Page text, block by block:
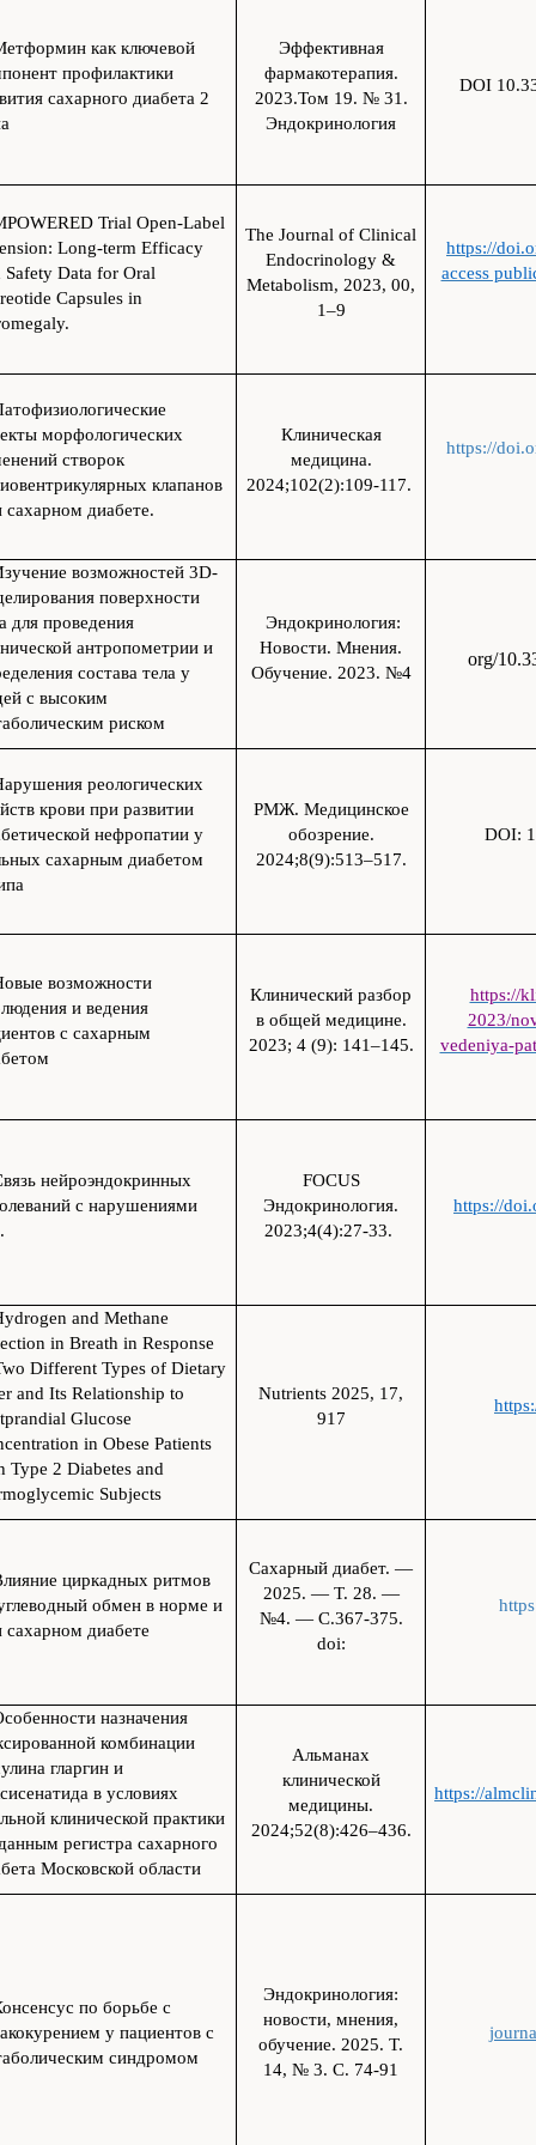
как ключевой
профилактики
сахарного диабета 2
Эффективная
фармакотерапия.
2023.Том 19. № 31.
Эндокринология
DOI
Trial Open-Label
Long-term Efficacy
Safety Data for Oral
Capsules in
The Journal of Clinical
Endocrinology &
Metabolism, 2023, 00,
1–9
https://
access
морфологических
створок
клапанов
сахарном диабете.
Клиническая
медицина.
2024;102(2):109-117.
https://
возможностей 3D-
поверхности
для проведения
антропометрии и
состава тела у
с высоким
риском
Эндокринология:
Новости. Мнения.
Обучение. 2023. №4
org/
реологических
крови при развитии
нефропатии у
сахарным диабетом
РМЖ. Медицинское
обозрение.
2024;8(9):513–517.
DOI:
возможности
и ведения
с сахарным
Клинический разбор
в общей медицине.
2023; 4 (9): 141–145.
https://
2023/
vedeniya-
нейроэндокринных
с нарушениями
FOCUS
Эндокринология.
2023;4(4):27-33.
https://
and Methane
in Breath in Response
Different Types of Dietary
and Its Relationship to
Glucose
in Obese Patients
Type 2 Diabetes and
Subjects
Nutrients 2025, 17,
917
циркадных ритмов
обмен в норме и
сахарном диабете
Сахарный диабет. —
2025. — Т. 28. —
№4. — C.367-375.
doi:
назначения
комбинации
гларгин и
в условиях
клинической практики
регистра сахарного
Московской области
Альманах
клинической
медицины.
2024;52(8):426–436.
https://
по борьбе с
у пациентов с
синдромом
Эндокринология:
новости, мнения,
обучение. 2025. Т.
14, № 3. C. 74-91